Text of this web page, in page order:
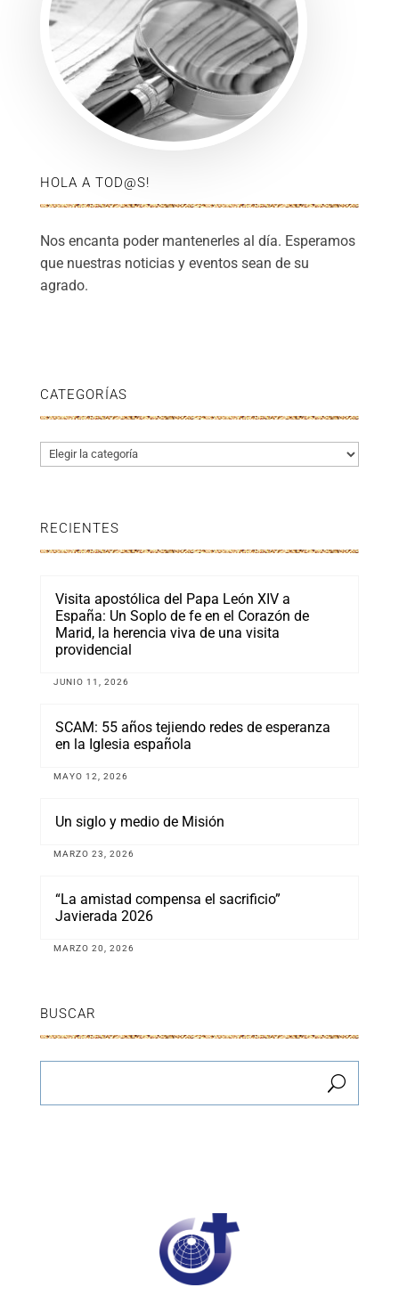
HOLA A TOD@S!
Nos encanta poder mantenerles al día. Esperamos
que nuestras noticias y eventos sean de su
agrado.
CATEGORÍAS
Categorías
RECIENTES
Visita apostólica del Papa León XIV a
España: Un Soplo de fe en el Corazón de
Marid, la herencia viva de una visita
providencial
JUNIO 11, 2026
SCAM: 55 años tejiendo redes de esperanza
en la Iglesia española
MAYO 12, 2026
Un siglo y medio de Misión
MARZO 23, 2026
“La amistad compensa el sacrificio”
Javierada 2026
MARZO 20, 2026
BUSCAR